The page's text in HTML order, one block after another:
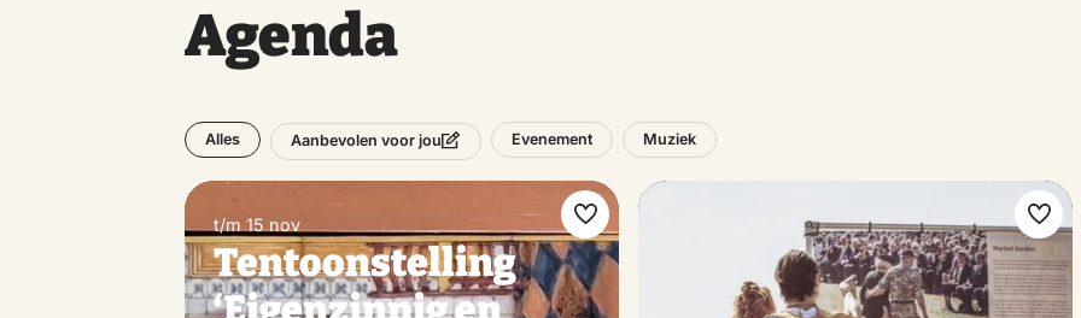
Agenda
Alles Aanbevolen voor jou Evenement Muziek
t/m 15 nov
Tentoonstelling
Maak
favoriet
Maak